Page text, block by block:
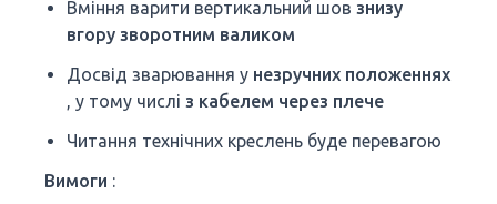
Вміння варити вертикальний шов знизу
вгору зворотним валиком
Досвід зварювання у незручних положеннях
, у тому числі з кабелем через плече
Читання технічних креслень буде перевагою
Вимоги :